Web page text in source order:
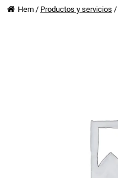
Hem / Productos y servicios /